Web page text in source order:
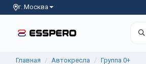
г. Москва
Главная Автокресла
Группа 0+